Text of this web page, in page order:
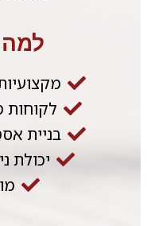
למה
לקוחות
בניית
יכולת